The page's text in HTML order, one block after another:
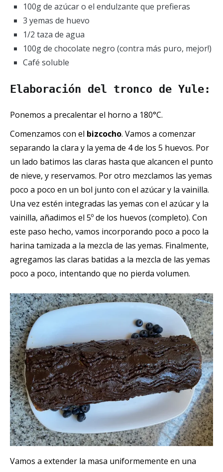
100g de azúcar o el endulzante que prefieras
3 yemas de huevo
1/2 taza de agua
100g de chocolate negro (contra más puro, mejor!)
Café soluble
Elaboración del tronco de Yule:
Ponemos a precalentar el horno a 180°C.
Comenzamos con el bizcocho. Vamos a comenzar
separando la clara y la yema de 4 de los 5 huevos. Por
un lado batimos las claras hasta que alcancen el punto
de nieve, y reservamos. Por otro mezclamos las yemas
poco a poco en un bol junto con el azúcar y la vainilla.
Una vez estén integradas las yemas con el azúcar y la
vainilla, añadimos el 5º de los huevos (completo). Con
este paso hecho, vamos incorporando poco a poco la
harina tamizada a la mezcla de las yemas. Finalmente,
agregamos las claras batidas a la mezcla de las yemas
poco a poco, intentando que no pierda volumen.
Vamos a extender la masa uniformemente en una